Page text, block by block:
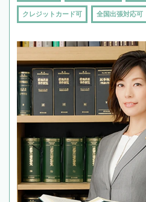
クレジットカード可 全国出張対応可